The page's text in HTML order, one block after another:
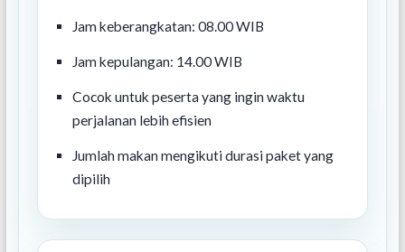
Jam keberangkatan: 08.00 WIB
Jam kepulangan: 14.00 WIB
Cocok untuk peserta yang ingin waktu
perjalanan lebih efisien
Jumlah makan mengikuti durasi paket yang
dipilih